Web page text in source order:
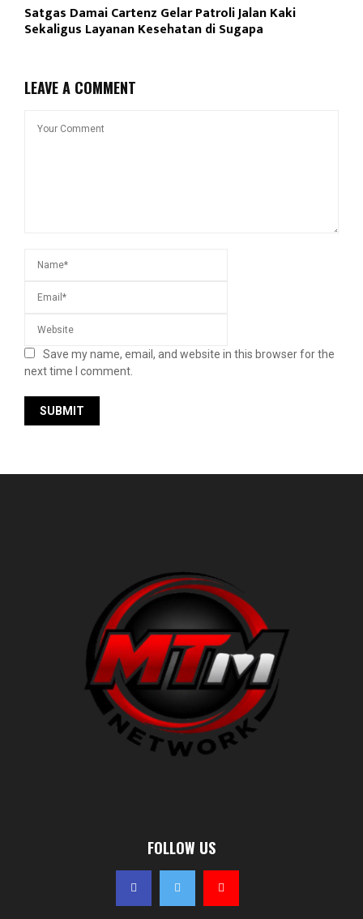
Satgas Damai Cartenz Gelar Patroli Jalan Kaki
Sekaligus Layanan Kesehatan di Sugapa
LEAVE A COMMENT
Save my name, email, and website in this browser for the
next time I comment.
FOLLOW US